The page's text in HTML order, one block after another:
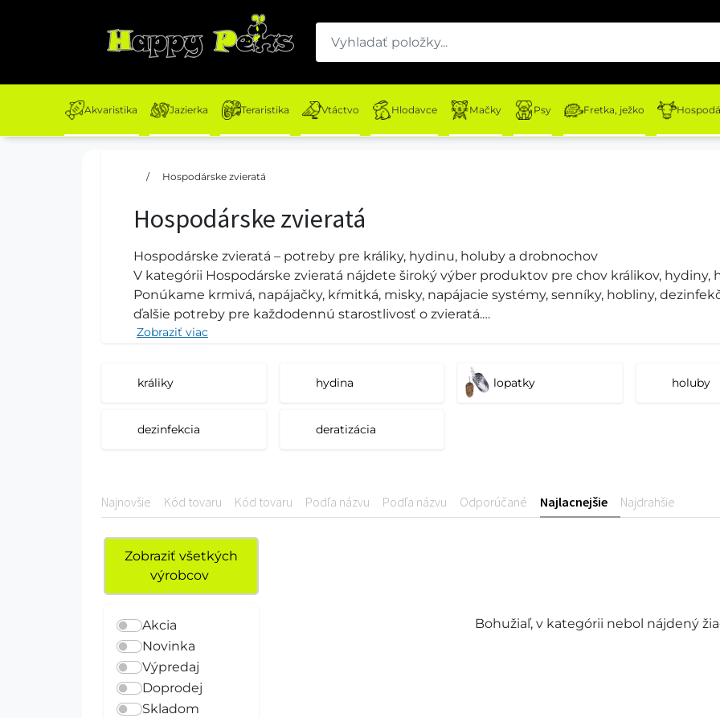
Akvaristika Jazierka Teraristika Vtáctvo Hlodavce Mačky Psy Fretka, ježko
/ Hospodárske zvieratá
Hospodárske zvieratá
Hospodárske zvieratá – potreby pre králiky, hydinu, holuby a drobnochov
V kategórii Hospodárske zvieratá nájdete široký výber produktov pre chov králikov, hydiny,
Ponúkame krmivá, napájačky, kŕmitká, misky, napájacie systémy, senníky, hobliny,
ďalšie potreby pre každodennú starostlivosť o zvieratá.
Správne vybavenie chovu, kvalitné krmivo a dôsledná hygiena pomáhajú zabezpečiť
Zobraziť viac
králiky hydina lopatky holuby
dezinfekcia deratizácia
Najnovšie Kód tovaru Kód tovaru Podľa názvu Podľa názvu Odporúčané Najlacnejšie Najdrahšie
Zobraziť všetkých
výrobcov
Akcia
Novinka
Výpredaj
Doprodej
Skladom
Bohužiaľ, v kategórii nebol nájdený